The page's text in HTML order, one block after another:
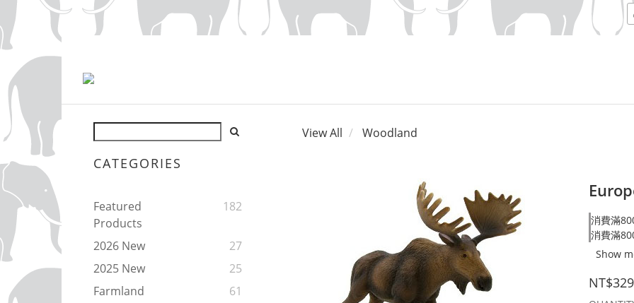
CATEGORIES
Featured
Products
182
2026 New
27
2025 New
25
Farmland
61
View All Woodland
消費滿
消費滿
Show
NT$329